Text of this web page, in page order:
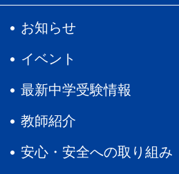
お知らせ
イベント
最新中学受験情報
教師紹介
安心・安全への取り組み